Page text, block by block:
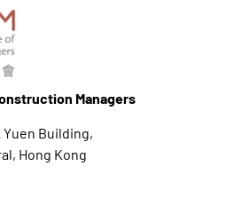
Managers
Yuen Building,
Hong Kong